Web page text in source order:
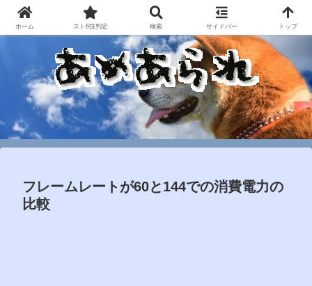
フレームレートが60と144での消費電力の
比較
ホーム スト6技判定 検索 サイドバー トップ